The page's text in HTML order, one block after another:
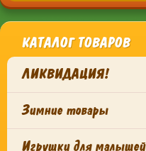
КАТАЛОГ ТОВАРОВ
ЛИКВИДАЦИЯ!
Зимние товары
Игрушки для малышей